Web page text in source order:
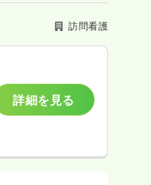
訪問看護
詳細を見る